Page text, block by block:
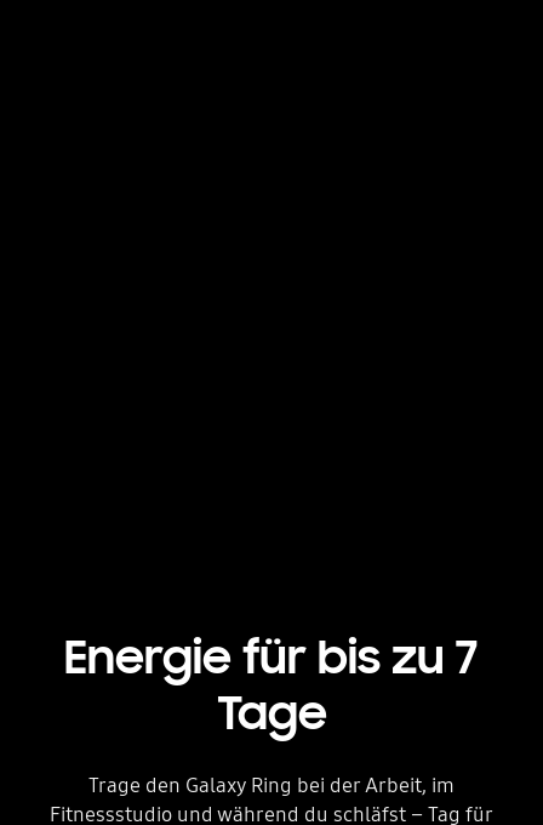
Energie für bis zu 7
Tage
Trage den Galaxy Ring bei der Arbeit, im
Fitnessstudio und während du schläfst – Tag für